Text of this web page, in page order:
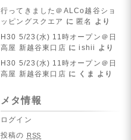
行ってきました＠ALCo越谷ショ
ッピングスクエア に 匿名
より
H30 5/23(水) 11時オープン＠日
高屋 新越谷東口店 にishii より
H30 5/23(水) 11時オープン＠日
高屋 新越谷東口店 に くま より
メタ情報
ログイン
投稿の RSS